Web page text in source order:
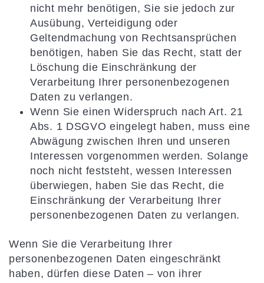
nicht mehr benötigen, Sie sie jedoch zur
Ausübung, Verteidigung oder
Geltendmachung von Rechtsansprüchen
benötigen, haben Sie das Recht, statt der
Löschung die Einschränkung der
Verarbeitung Ihrer personenbezogenen
Daten zu verlangen.
Wenn Sie einen Widerspruch nach Art. 21
Abs. 1 DSGVO eingelegt haben, muss eine
Abwägung zwischen Ihren und unseren
Interessen vorgenommen werden. Solange
noch nicht feststeht, wessen Interessen
überwiegen, haben Sie das Recht, die
Einschränkung der Verarbeitung Ihrer
personenbezogenen Daten zu verlangen.
Wenn Sie die Verarbeitung Ihrer
personenbezogenen Daten eingeschränkt
haben, dürfen diese Daten – von ihrer